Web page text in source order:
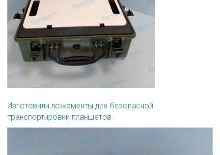
Изготовили ложементы для безопасной
транспортировки планшетов